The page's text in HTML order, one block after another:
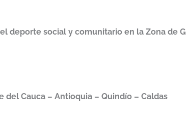
deporte social y comunitario en la Zona de
Cauca – Antioquia – Quindío – Caldas